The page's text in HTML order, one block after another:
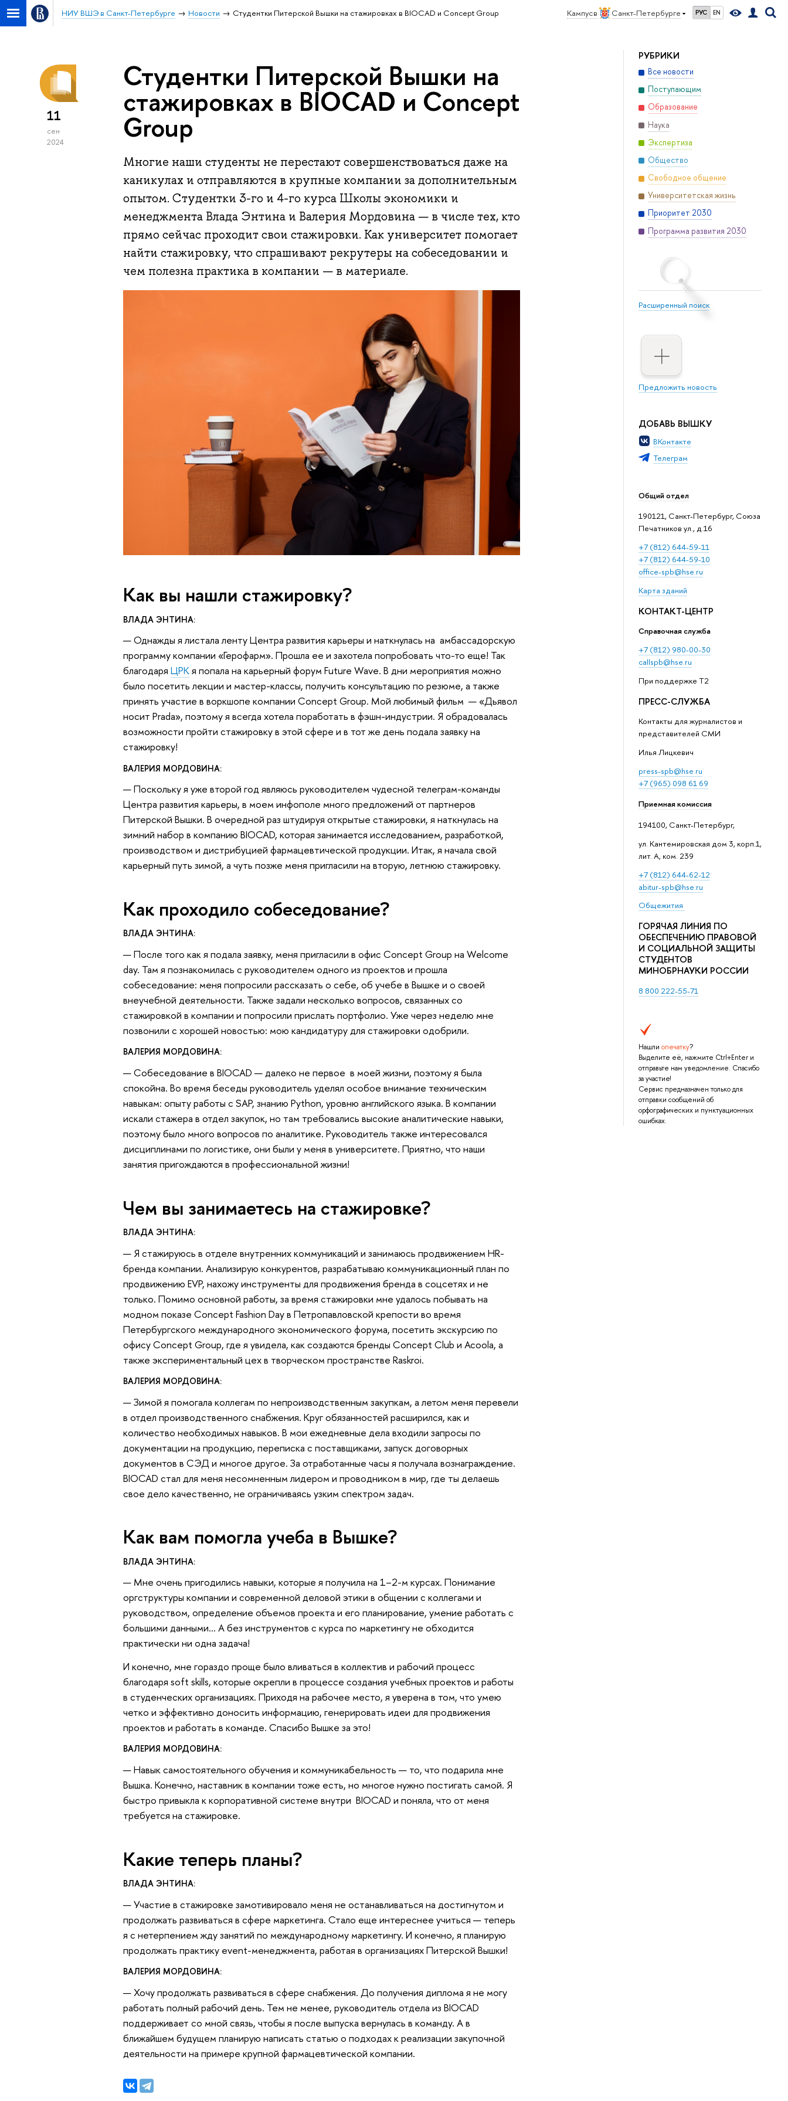
Кампус в Санкт-Петербурге РУС EN
НИУ ВШЭ в Санкт-Петербурге Новости Студентки Питерской Вышки на стажировках в BIOCAD и Concept Group
РУБРИКИ
Все новости
Поступающим
Образование
Наука
Экспертиза
Общество
Свободное общение
Университетская жизнь
Приоритет 2030
Программа развития 2030
Расширенный поиск
Предложить новость
ДОБАВЬ ВЫШКУ
ВКонтакте
Телеграм
Общий отдел
190121, Санкт-Петербург, Союза
Печатников ул., д.16
+7 (812) 644-59-11
+7 (812) 644-59-10
office-spb@hse.ru
Карта зданий
КОНТАКТ-ЦЕНТР
Справочная служба
+7 (812) 980-00-30
callspb@hse.ru
При поддержке T2
ПРЕСС-СЛУЖБА
Контакты для журналистов и
представителей СМИ
Илья Лицкевич
press-spb@hse.ru
+7 (965) 098 61 69
Приемная комиссия
194100, Санкт-Петербург,
ул. Кантемировская дом 3, корп.1,
лит. А, ком. 239
+7 (812) 644-62-12
abitur-spb@hse.ru
Общежития
ГОРЯЧАЯ ЛИНИЯ ПО
ОБЕСПЕЧЕНИЮ ПРАВОВОЙ
И СОЦИАЛЬНОЙ ЗАЩИТЫ
СТУДЕНТОВ
МИНОБРНАУКИ РОССИИ
8 800 222-55-71
Нашли опечатку?
Выделите её, нажмите Ctrl+Enter и
отправьте нам уведомление. Спасибо
за участие!
Сервис предназначен только для
отправки сообщений об
орфографических и пунктуационных
ошибках.
11
сен
2024
Студентки Питерской Вышки на
стажировках в BIOCAD и Concept
Group
Многие наши студенты не перестают совершенствоваться даже на
каникулах и отправляются в крупные компании за дополнительным
опытом. Студентки 3-го и 4-го курса Школы экономики и
менеджмента Влада Энтина и Валерия Мордовина — в числе тех, кто
прямо сейчас проходит свои стажировки. Как университет помогает
найти стажировку, что спрашивают рекрутеры на собеседовании и
чем полезна практика в компании — в материале.
Как вы нашли стажировку?
ВЛАДА ЭНТИНА:
— Однажды я листала ленту Центра развития карьеры и наткнулась на амбассадорскую
программу компании «Герофарм». Прошла ее и захотела попробовать что-то еще! Так
благодаря ЦРКя попала на карьерный форум Future Wave. В дни мероприятия можно
было посетить лекции и мастер-классы, получить консультацию по резюме, а также
принять участие в воркшопе компании Concept Group. Мой любимый фильм — «Дьявол
носит Prada», поэтому я всегда хотела поработать в фэшн-индустрии. Я обрадовалась
возможности пройти стажировку в этой сфере и в тот же день подала заявку на
стажировку!
ВАЛЕРИЯ МОРДОВИНА:
— Поскольку я уже второй год являюсь руководителем чудесной телеграм-команды
Центра развития карьеры, в моем инфополе много предложений от партнеров
Питерской Вышки. В очередной раз штудируя открытые стажировки, я наткнулась на
зимний набор в компанию BIOCAD, которая занимается исследованием, разработкой,
производством и дистрибуцией фармацевтической продукции. Итак, я начала свой
карьерный путь зимой, а чуть позже меня пригласили на вторую, летнюю стажировку.
Как проходило собеседование?
ВЛАДА ЭНТИНА:
— После того как я подала заявку, меня пригласили в офис Concept Group на Welcome
day. Там я познакомилась с руководителем одного из проектов и прошла
собеседование: меня попросили рассказать о себе, об учебе в Вышке и о своей
внеучебной деятельности. Также задали несколько вопросов, связанных со
стажировкой в компании и попросили прислать портфолио. Уже через неделю мне
позвонили с хорошей новостью: мою кандидатуру для стажировки одобрили.
ВАЛЕРИЯ МОРДОВИНА:
— Собеседование в BIOCAD — далеко не первое в моей жизни, поэтому я была
спокойна. Во время беседы руководитель уделял особое внимание техническим
навыкам: опыту работы с SAP, знанию Python, уровню английского языка. В компании
искали стажера в отдел закупок, но там требовались высокие аналитические навыки,
поэтому было много вопросов по аналитике. Руководитель также интересовался
дисциплинами по логистике, они были у меня в университете. Приятно, что наши
занятия пригождаются в профессиональной жизни!
Чем вы занимаетесь на стажировке?
ВЛАДА ЭНТИНА:
— Я стажируюсь в отделе внутренних коммуникаций и занимаюсь продвижением HR-
бренда компании. Анализирую конкурентов, разрабатываю коммуникационный план по
продвижению ЕVР, нахожу инструменты для продвижения бренда в соцсетях и не
только. Помимо основной работы, за время стажировки мне удалось побывать на
модном показе Concept Fashion Day в Петропавловской крепости во время
Петербургского международного экономического форума, посетить экскурсию по
офису Concept Group, где я увидела, как создаются бренды Concept Club и Acoola, а
также экспериментальный цех в творческом пространстве Raskroi.
ВАЛЕРИЯ МОРДОВИНА:
— Зимой я помогала коллегам по непроизводственным закупкам, а летом меня перевели
в отдел производственного снабжения. Круг обязанностей расширился, как и
количество необходимых навыков. В мои ежедневные дела входили запросы по
документации на продукцию, переписка с поставщиками, запуск договорных
документов в СЭД и многое другое. За отработанные часы я получала вознаграждение.
BIOCAD стал для меня несомненным лидером и проводником в мир, где ты делаешь
свое дело качественно, не ограничиваясь узким спектром задач.
Как вам помогла учеба в Вышке?
ВЛАДА ЭНТИНА:
— Мне очень пригодились навыки, которые я получила на 1–2-м курсах. Понимание
оргструктуры компании и современной деловой этики в общении с коллегами и
руководством, определение объемов проекта и его планирование, умение работать с
большими данными… А без инструментов с курса по маркетингу не обходится
практически ни одна задача!
И конечно, мне гораздо проще было вливаться в коллектив и рабочий процесс
благодаря soft skills, которые окрепли в процессе создания учебных проектов и работы
в студенческих организациях. Приходя на рабочее место, я уверена в том, что умею
четко и эффективно доносить информацию, генерировать идеи для продвижения
проектов и работать в команде. Спасибо Вышке за это!
ВАЛЕРИЯ МОРДОВИНА:
— Навык самостоятельного обучения и коммуникабельность — то, что подарила мне
Вышка. Конечно, наставник в компании тоже есть, но многое нужно постигать самой. Я
быстро привыкла к корпоративной системе внутри BIOCAD и поняла, что от меня
требуется на стажировке.
Какие теперь планы?
ВЛАДА ЭНТИНА:
— Участие в стажировке замотивировало меня не останавливаться на достигнутом и
продолжать развиваться в сфере маркетинга. Стало еще интереснее учиться — теперь
я с нетерпением жду занятий по международному маркетингу. И конечно, я планирую
продолжать практику event-менеджмента, работая в организациях Питерской Вышки!
ВАЛЕРИЯ МОРДОВИНА:
— Хочу продолжать развиваться в сфере снабжения. До получения диплома я не могу
работать полный рабочий день. Тем не менее, руководитель отдела из BIOCAD
поддерживает со мной связь, чтобы я после выпуска вернулась в команду. А в
ближайшем будущем планирую написать статью о подходах к реализации закупочной
деятельности на примере крупной фармацевтической компании.